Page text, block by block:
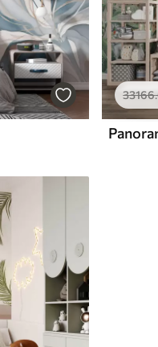
33166